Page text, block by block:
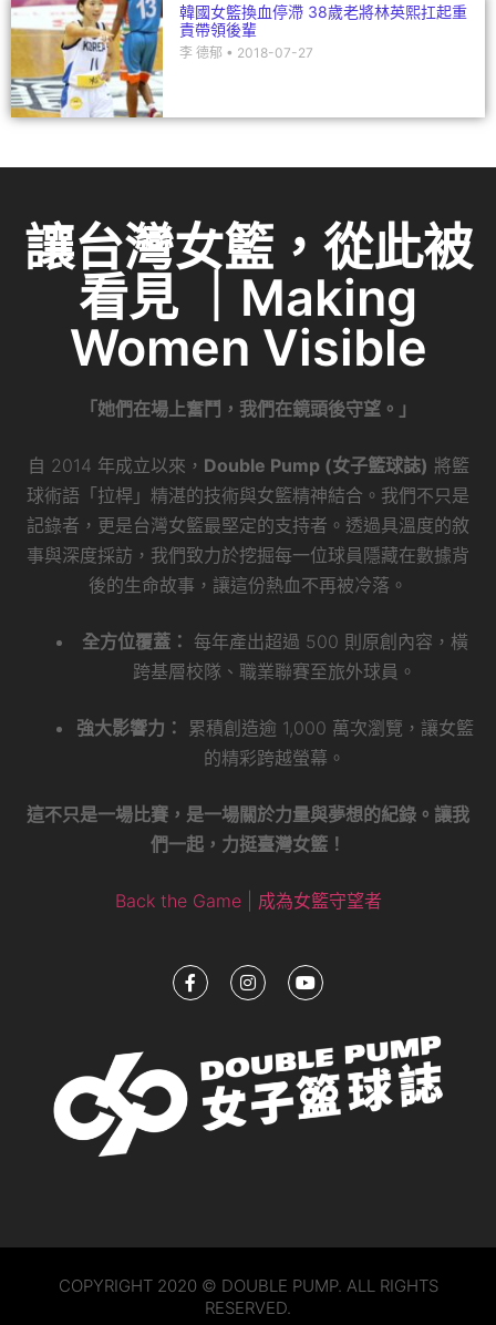
韓國女籃換血停滯 38歲老將林英熙扛起重
責帶領後輩
李 德郁 2018-07-27
讓台灣女籃，從此被
看見 ｜Making
Women Visible
「她們在場上奮鬥，我們在鏡頭後守望。」
自 2014 年成立以來， Double Pump (女子籃球誌) 將籃
球術語「拉桿」精湛的技術與女籃精神結合。我們不只是
記錄者，更是台灣女籃最堅定的支持者。透過具溫度的敘
事與深度採訪，我們致力於挖掘每一位球員隱藏在數據背
後的生命故事，讓這份熱血不再被冷落。
全方位覆蓋： 每年產出超過 500 則原創內容，橫
跨基層校隊、職業聯賽至旅外球員。
強大影響力：
累積創造逾 1,000 萬次瀏覽，讓女籃
的精彩跨越螢幕。
這不只是一場比賽，是一場關於力量與夢想的紀錄。讓我
們一起，力挺臺灣女籃！
Back the Game | 成為女籃守望者
COPYRIGHT 2020 © DOUBLE PUMP. ALL RIGHTS
RESERVED.